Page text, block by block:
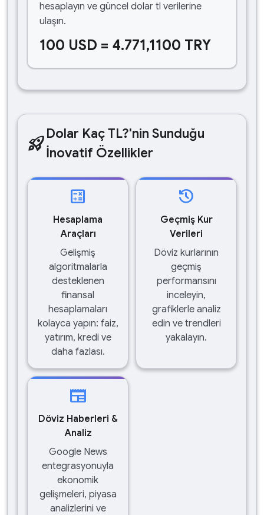
hesaplayın ve güncel dolar tl verilerine
ulaşın.
100 USD = 4.771,1100 TRY
rocket_launchDolar Kaç TL?'nin Sunduğu
İnovatif Özellikler
calculate
Hesaplama
Araçları
Gelişmiş
algoritmalarla
desteklenen
finansal
hesaplamaları
kolayca yapın: faiz,
yatırım, kredi ve
daha fazlası.
history
Geçmiş Kur
Verileri
Döviz kurlarının
geçmiş
performansını
inceleyin,
grafiklerle analiz
edin ve trendleri
yakalayın.
newspaper
Döviz Haberleri &
Analiz
Google News
entegrasyonuyla
ekonomik
gelişmeleri, piyasa
analizlerini ve